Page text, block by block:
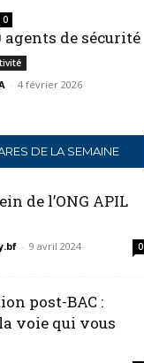
0
agents de sécurité
- 4 février 2026
DE LA SEMAINE
de l’ONG APIL
- 9 avril 2024 0
post-BAC :
voie qui vous